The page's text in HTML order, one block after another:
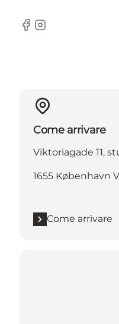
Facebook
Instagram
Come arrivare
Viktoriagade 11,
1655 København V
Come arrivare